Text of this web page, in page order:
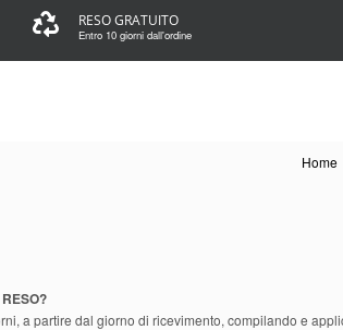
RESO GRATUITO
Entro 10 giorni dall'ordine
Home
a partire dal giorno di ricevimento, compilando e